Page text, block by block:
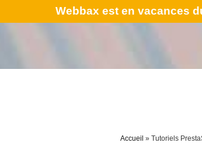
Webbax est en vacances
Accueil »Tutoriels